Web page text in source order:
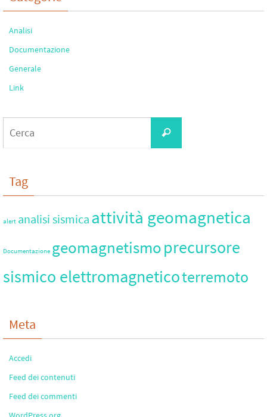
Analisi
Documentazione
Generale
Link
Cerca
Tag
alert analisi sismicaattività geomagnetica
Documentazione geomagnetismoprecursore
sismico elettromagneticoterremoto
Meta
Accedi
Feed dei contenuti
Feed dei commenti